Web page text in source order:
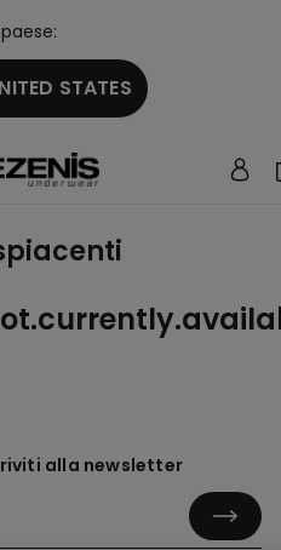
STATES
alla newsletter